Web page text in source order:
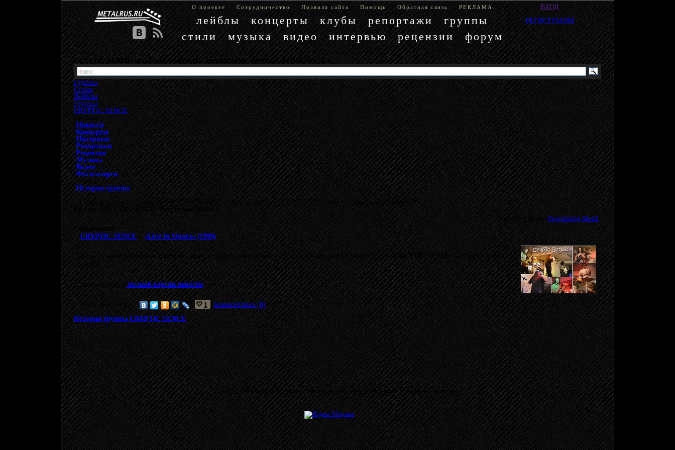
О проекте Сотрудничество Правила сайта Помощь Обратная связь РЕКЛАМА
лейблы концерты клубы репортажи
группы
стили
музыка видео интервью рецензии форум
ВХОД
РЕГИСТРАЦИЯ
CRYPTIC SENCE - альбомы, концерты, дискография. Группа CRYPTIC SENCE
Группы
Стили
Лейблы
Группы»
CRYPTIC SENCE
Группа
Новости
Концерты
Интервью
Репортажи
Рецензии
Музыка
Видео
Фотогалерея
История группы
{"data-ad-client" => "ca-pub-9508229605968406", "data-ad-slot" => "4397029779", :style => "display:inline-block"}
Группа CRYPTIC SENCE: Progressive Metal
Играет в стилях:Progressive Metal
Обновления
CRYPTIC SENCE>«Live In Sinara» (1999)
Вашему вниманию представляется видео позднего выступления снежинскойProgressive MetalгруппыCRYPTIC SENSE—«Live In Sinara»
(1999).
Подробности вполной версии новости.
17.05.2026 07:51 1
Комментарии (0)
История группы CRYPTIC SENCE
© 2003 - 2026 MetalRus. Материалы сайта защищены авторским правом. Копирование запрещено.